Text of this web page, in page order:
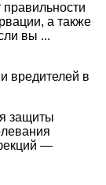
правильности
а также
вы ...
вредителей в
защиты
—